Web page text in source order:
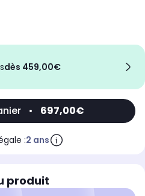
dès 459,00€
• 697,00€
:2 ans
produit